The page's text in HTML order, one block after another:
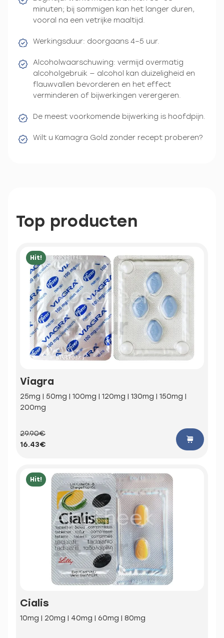
minuten; bij sommigen kan het langer duren,
vooral na een vetrijke maaltijd.
Werkingsduur: doorgaans 4–5 uur.
Alcoholwaarschuwing: vermijd overmatig
alcoholgebruik — alcohol kan duizeligheid en
flauwvallen bevorderen en het effect
verminderen of bijwerkingen verergeren.
De meest voorkomende bijwerking is hoofdpijn.
Wilt u Kamagra Gold zonder recept proberen?
Top producten
Hit!
Viagra
25mg | 50mg | 100mg | 120mg | 130mg | 150mg |
200mg
29.90€
16.43€
Hit!
Cialis
10mg | 20mg | 40mg | 60mg | 80mg